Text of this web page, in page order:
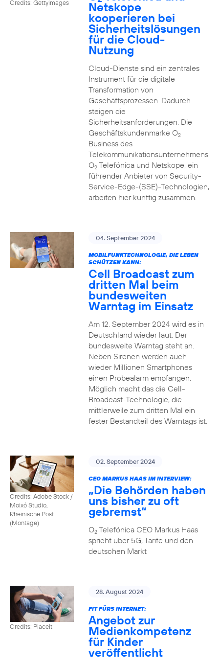
Credits: Gettyimages Netskope
kooperieren bei
Sicherheitslösungen
für die Cloud-
Nutzung
Cloud-Dienste sind ein zentrales
Instrument für die digitale
Transformation von
Geschäftsprozessen. Dadurch
steigen die
Sicherheitsanforderungen. Die
Geschäftskundenmarke O2
Business des
Telekommunikationsunternehmens
O2Telefónica und Netskope, ein
führender Anbieter von Security-
Service-Edge-(SSE)-Technologien,
arbeiten hier künftig zusammen.
04. September 2024
MOBILFUNKTECHNOLOGIE, DIE LEBEN
SCHÜTZEN KANN:
Cell Broadcast zum
dritten Mal beim
bundesweiten
Warntag im Einsatz
Am 12. September 2024 wird es in
Deutschland wieder laut: Der
bundesweite Warntag steht an.
Neben Sirenen werden auch
wieder Millionen Smartphones
einen Probealarm empfangen.
Möglich macht das die Cell-
Broadcast-Technologie, die
mittlerweile zum dritten Mal ein
fester Bestandteil des Warntags ist.
Credits: Adobe Stock /
Moixó Studio,
Rheinische Post
(Montage)
02. September 2024
CEO MARKUS HAAS IM INTERVIEW:
„Die Behörden haben
uns bisher zu oft
gebremst“
O2Telefónica CEO Markus Haas
spricht über 5G, Tarife und den
deutschen Markt
Credits: Placeit
28. August 2024
FIT FÜRS INTERNET:
Angebot zur
Medienkompetenz
für Kinder
veröffentlicht